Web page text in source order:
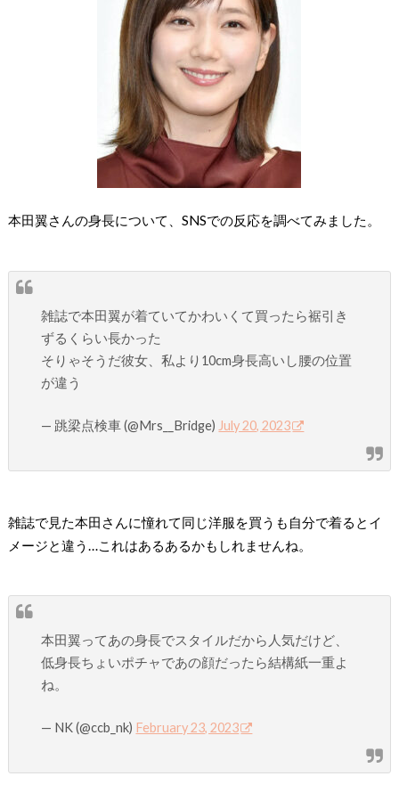
本田翼さんの身長について、SNSでの反応を調べてみました。
雑誌で本田翼が着ていてかわいくて買ったら裾引き
ずるくらい長かった
そりゃそうだ彼女、私より10cm身長高いし腰の位置
が違う
— 跳梁点検車 (@Mrs__Bridge) July 20, 2023
雑誌で見た本田さんに憧れて同じ洋服を買うも自分で着るとイ
メージと違う…これはあるあるかもしれませんね。
本田翼ってあの身長でスタイルだから人気だけど、
低身長ちょいポチャであの顔だったら結構紙一重よ
ね。
— NK (@ccb_nk) February 23, 2023